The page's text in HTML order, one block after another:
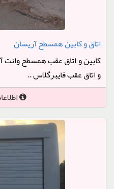
اتاق و کابین همسطح آریسان
کابین و اتاق عقب همسطح وانت
و اتاق عقب فایبرگلاس ..